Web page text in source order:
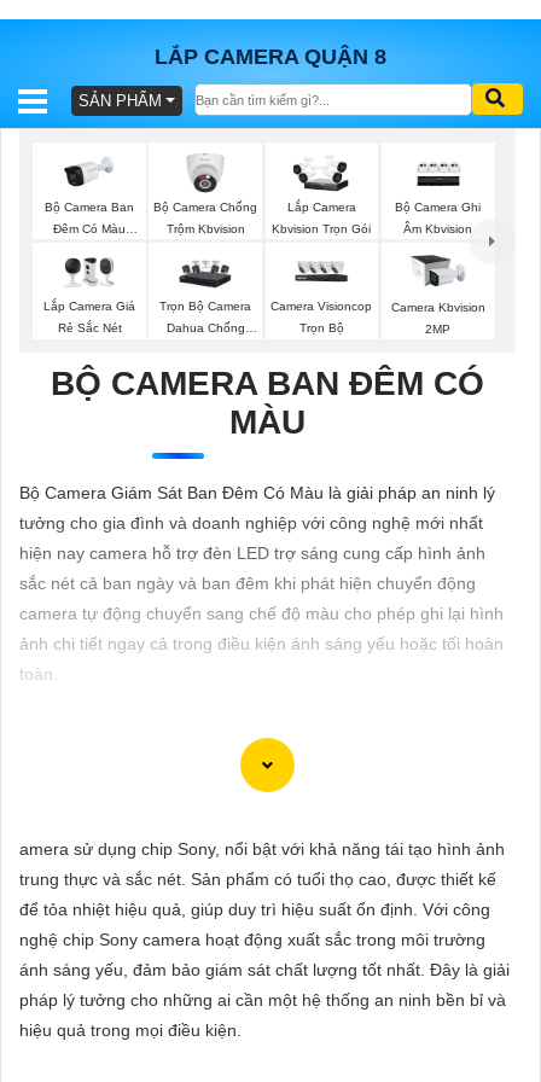
LẮP CAMERA QUẬN 8
BÁO
TRỌN
GÓI
SẢN
LẮP
ĐẶT
PHỤ
KIỆN
VẤN
DỊCH
VỤ
SẢN PHẨM
Bộ Camera Ban
Đêm Có Màu
Bộ Camera Chống
Trộm Kbvision
Lắp Camera
Kbvision Trọn Gói
Bộ Camera Ghi
Âm Kbvision
Lắp Camera Giá
Rẻ Sắc Nét
Trọn Bộ Camera
Dahua Chống
Camera Visioncop
Trọn Bộ
Camera Kbvision
2MP
BỘ CAMERA BAN ĐÊM CÓ
MÀU
Bộ Camera Giám Sát Ban Đêm Có Màu là giải pháp an ninh lý
tưởng cho gia đình và doanh nghiệp với công nghệ mới nhất
hiện nay camera hỗ trợ đèn LED trợ sáng cung cấp hình ảnh
sắc nét cả ban ngày và ban đêm khi phát hiện chuyển động
camera tự động chuyển sang chế độ màu cho phép ghi lại hình
ảnh chi tiết ngay cả trong điều kiện ánh sáng yếu hoặc tối hoàn
toàn.
Camera IP: Camera IP được đánh giá cao về chất lượng
IP chất lượng bao gồm Hikvision, Dahua, Axis, Bosch.
amera sử dụng chip Sony, nổi bật với khả năng tái tạo hình ảnh
trung thực và sắc nét. Sản phẩm có tuổi thọ cao, được thiết kế
để tỏa nhiệt hiệu quả, giúp duy trì hiệu suất ổn định. Với công
nghệ chip Sony camera hoạt động xuất sắc trong môi trường
ánh sáng yếu, đảm bảo giám sát chất lượng tốt nhất. Đây là giải
pháp lý tưởng cho những ai cần một hệ thống an ninh bền bỉ và
hiệu quả trong mọi điều kiện.